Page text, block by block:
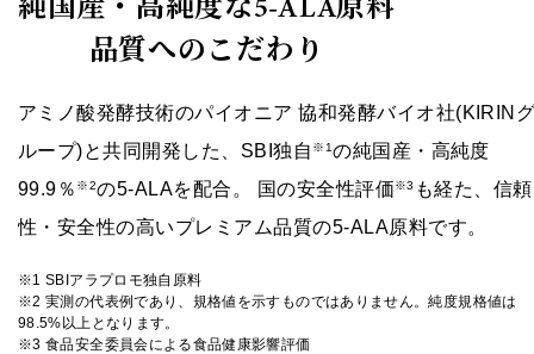
品質へのこだわり
アミノ酸発酵技術のパイオニア 協和発酵バイオ社(KIRIN
ループ)と共同開発した、SBI独自 ※1の純国産・高純度
99.9％ ※2の5-ALAを配合。 国の安全性評価※3 も経た、信頼
性・安全性の高いプレミアム品質の5-ALA原料です。
※1 SBIアラプロモ独自原料
※2 実測の代表例であり、規格値を示すものではありません。純度規格値は
98.5%以上となります。
※3 食品安全委員会による食品健康影響評価